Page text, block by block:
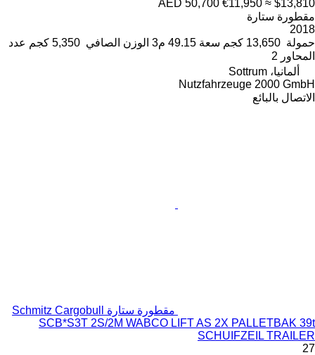
AED 50,700 €11,950 ≈ $13,810
مقطورة ستارة
2018
حمولة 13,650 كجم سعة 49.15 م3 الوزن الصافي 5,350 كجم
عدد
المحاور 2
ألمانيا، Sottrum
Nutzfahrzeuge 2000 GmbH
الاتصال بالبائع
مقطورة ستارة Schmitz Cargobull
SCB*S3T 2S/2M WABCO LIFT AS 2X PALLETBAK 39t
SCHUIFZEIL TRAILER
27